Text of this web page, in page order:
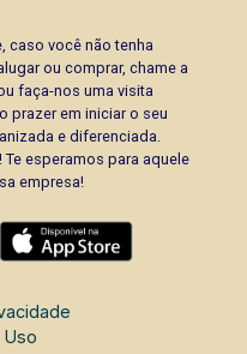
caso você não tenha
ou comprar, chame a
faça-nos uma visita
prazer em iniciar o seu
e diferenciada.
esperamos para aquele
empresa!